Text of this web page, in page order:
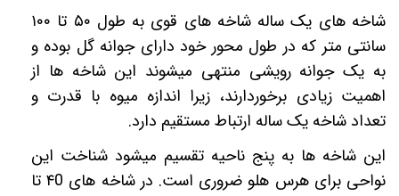
شاخه های یک ساله شاخه های قوی به طول ۵۰ تا ۱۰۰
سانتی متر که در طول محور خود دارای جوانه گل بوده و
به یک جوانه رویشی منتهی میشوند این شاخه ها از
اهمیت زیادی برخوردارند، زیرا اندازه میوه با قدرت و
تعداد شاخه یک ساله ارتباط مستقیم دارد.
این شاخه ها به پنج ناحیه تقسیم میشود شناخت این
نواحی برای هرس هلو ضروری است. در شاخه های ۴0تا